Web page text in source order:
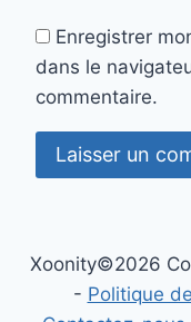
Enregistrer
dans le
commentaire.
Xoonity©2026
- Politique